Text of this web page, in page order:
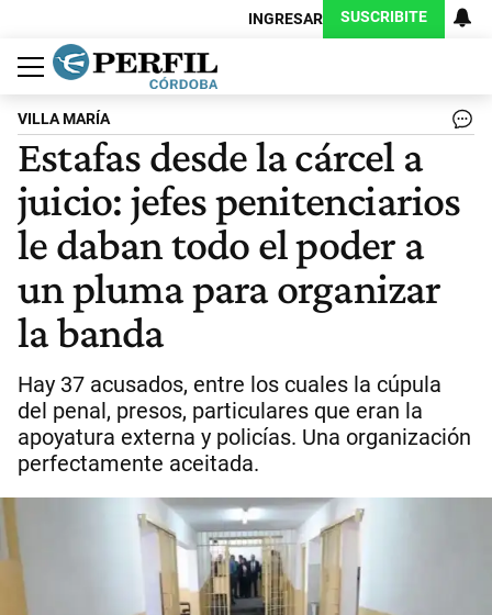
INGRESAR SUSCRIBITE
Política
Economía
Judiciales
Sociedad
Cultura
Espectáculos
Deportes
Protagonistas
VILLA MARÍA
Estafas desde la cárcel a
juicio: jefes penitenciarios
le daban todo el poder a
un pluma para organizar
la banda
Hay 37 acusados, entre los cuales la cúpula
del penal, presos, particulares que eran la
apoyatura externa y policías. Una organización
perfectamente aceitada.